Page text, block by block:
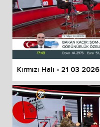
Kırmızı Halı - 21 03 2026